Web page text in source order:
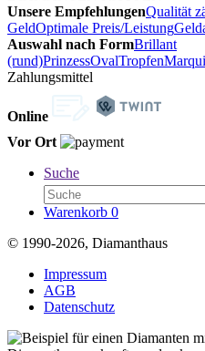
Unsere EmpfehlungenQualität
GeldOptimale Preis/Leistung
Auswahl nach FormBrillant
(rund)PrinzessOvalTropfen
Zahlungsmittel
Online
Vor Ort
Suche
Warenkorb 0
© 1990-2026, Diamanthaus
Impressum
AGB
Datenschutz